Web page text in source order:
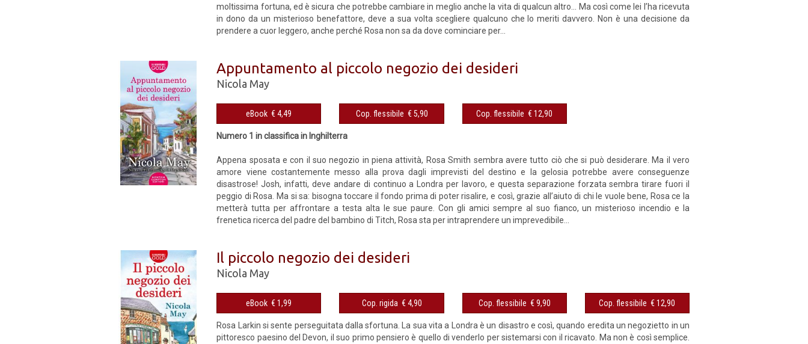
moltissima fortuna, ed è sicura che potrebbe cambiare in meglio anche la vita di qualcun altro... Ma così come lei l’ha ricevuta
in dono da un misterioso benefattore, deve a sua volta scegliere qualcuno che lo meriti davvero. Non è una decisione da
prendere a cuor leggero, anche perché Rosa non sa da dove cominciare per...
Appuntamento al piccolo negozio dei desideri
Nicola May
eBook € 4,49 Cop. flessibile € 5,90 Cop. flessibile € 12,90
Numero 1 in classifica in Inghilterra
Appena sposata e con il suo negozio in piena attività, Rosa Smith sembra avere tutto ciò che si può desiderare. Ma il vero
amore viene costantemente messo alla prova dagli imprevisti del destino e la gelosia potrebbe avere conseguenze
disastrose! Josh, infatti, deve andare di continuo a Londra per lavoro, e questa separazione forzata sembra tirare fuori il
peggio di Rosa. Ma si sa: bisogna toccare il fondo prima di poter risalire, e così, grazie all’aiuto di chi le vuole bene, Rosa ce la
metterà tutta per affrontare a testa alta le sue paure. Con gli amici sempre al suo fianco, un misterioso incendio e la
frenetica ricerca del padre del bambino di Titch, Rosa sta per intraprendere un imprevedibile...
Il piccolo negozio dei desideri
Nicola May
eBook € 1,99 Cop. rigida € 4,90 Cop. flessibile € 9,90 Cop. flessibile € 12,90
Rosa Larkin si sente perseguitata dalla sfortuna. La sua vita a Londra è un disastro e così, quando eredita un negozietto in un
pittoresco paesino del Devon, il suo primo pensiero è quello di venderlo per sistemarsi con il ricavato. Ma non è così semplice.